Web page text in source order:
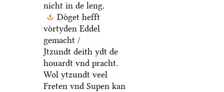
nicht in de leng.
Doͤget hefft
voͤrtyden Eddel
gemacht /
Jtzundt deith ydt de
houardt vnd pracht.
Wol ytzundt veel
Freten vnd Supen kan